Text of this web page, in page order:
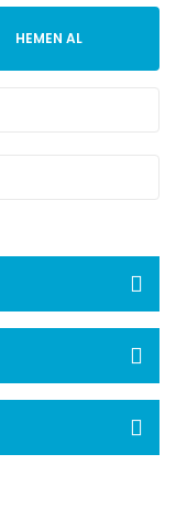
HEMEN AL